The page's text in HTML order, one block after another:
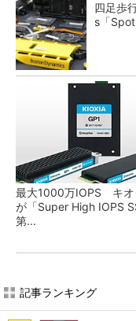
四足歩
s「
最大1000万IOPS キオ
が「Super High IOPS
第...
記事ランキング